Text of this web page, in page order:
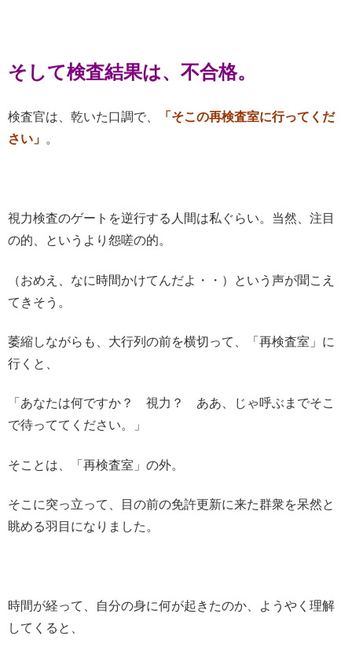
そして検査結果は、不合格。
検査官は、乾いた口調で、
「そこの再検査室に行ってくだ
さい」 。
視力検査のゲートを逆行する人間は私ぐらい。当然、注目
の的、というより怨嗟の的。
（おめえ、なに時間かけてんだよ・・）という声が聞こえ
てきそう。
萎縮しながらも、大行列の前を横切って、「再検査室」に
行くと、
「あなたは何ですか？ 視力？ ああ、じゃ呼ぶまでそこ
で待っててください。」
そことは、「再検査室」の外。
そこに突っ立って、目の前の免許更新に来た群衆を呆然と
眺める羽目になりました。
時間が経って、自分の身に何が起きたのか、ようやく理解
してくると、